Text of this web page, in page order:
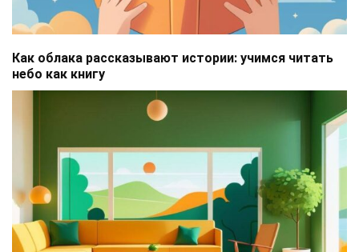
Как облака рассказывают истории: учимся читать
небо как книгу